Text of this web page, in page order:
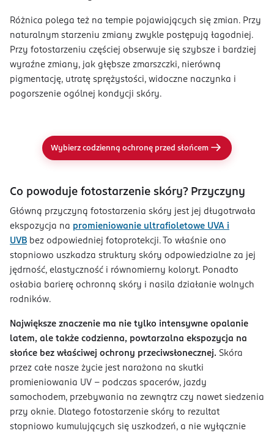
Różnica polega też na tempie pojawiających się zmian. Przy
naturalnym starzeniu zmiany zwykle postępują łagodniej.
Przy fotostarzeniu częściej obserwuje się szybsze i bardziej
wyraźne zmiany, jak głębsze zmarszczki, nierówną
pigmentację, utratę sprężystości, widoczne naczynka i
pogorszenie ogólnej kondycji skóry.
Wybierz codzienną ochronę przed słońcem
Co powoduje fotostarzenie skóry? Przyczyny
Główną przyczyną fotostarzenia skóry jest jej długotrwała
ekspozycja na promieniowanie ultrafioletowe UVA i
UVB bez odpowiedniej fotoprotekcji. To właśnie ono
stopniowo uszkadza struktury skóry odpowiedzialne za jej
jędrność, elastyczność i równomierny koloryt. Ponadto
osłabia barierę ochronną skóry i nasila działanie wolnych
rodników.
Największe znaczenie ma nie tylko intensywne opalanie
latem, ale także codzienna, powtarzalna ekspozycja na
słońce bez właściwej ochrony przeciwsłonecznej. Skóra
przez całe nasze życie jest narażona na skutki
promieniowania UV – podczas spacerów, jazdy
samochodem, przebywania na zewnątrz czy nawet siedzenia
przy oknie. Dlatego fotostarzenie skóry to rezultat
stopniowo kumulujących się uszkodzeń, a nie wyłącznie